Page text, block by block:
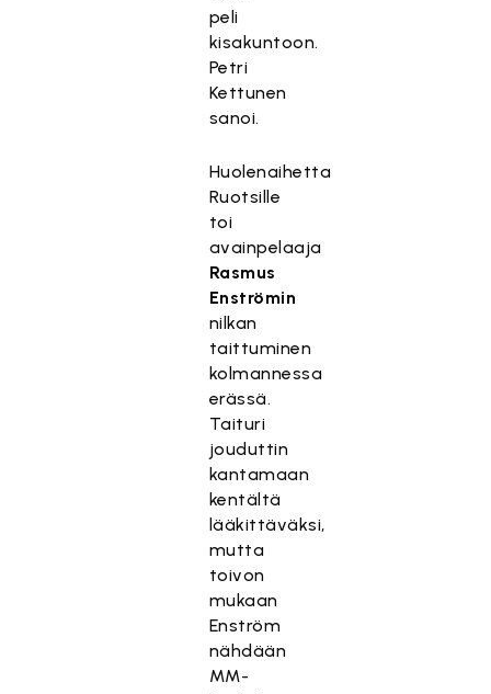
peli
kisakuntoon.
Petri
Kettunen
sanoi.
Huolenaihetta
Ruotsille
toi
avainpelaaja
Rasmus
Enströmin
nilkan
taittuminen
kolmannessa
erässä.
Taituri
jouduttin
kantamaan
kentältä
lääkittäväksi,
mutta
toivon
mukaan
Enström
nähdään
MM-